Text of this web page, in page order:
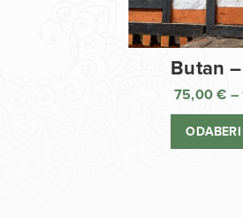
Butan
75,00€ –